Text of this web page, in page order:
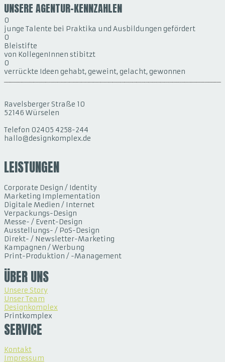
UNSERE AGENTUR-KENNZAHLEN
0
junge Talente bei Praktika und Ausbildungen gefördert
0
Bleistifte
von KollegenInnen stibitzt
0
verrückte Ideen gehabt, geweint, gelacht, gewonnen
Ravelsberger Straße 10
52146 Würselen
Telefon 02405 4258-244
hallo@designkomplex.de
LEISTUNGEN
Corporate Design / Identity
Marketing Implementation
Digitale Medien / Internet
Verpackungs-Design
Messe- / Event-Design
Ausstellungs- / PoS-Design
Direkt- / Newsletter-Marketing
Kampagnen / Werbung
Print-Produktion / -Management
ÜBER UNS
Unsere Story
Unser Team
Designkomplex
Printkomplex
SERVICE
Kontakt
Impressum